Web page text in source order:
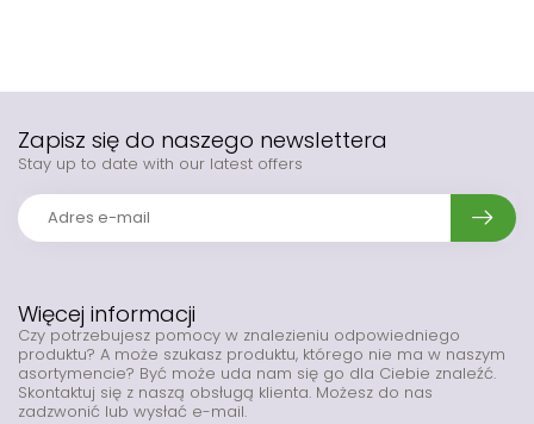
Więcej informacji
Czy potrzebujesz pomocy w znalezieniu odpowiedniego
produktu? A może szukasz produktu, którego nie ma w naszym
asortymencie? Być może uda nam się go dla Ciebie znaleźć.
Skontaktuj się z naszą obsługą klienta. Możesz do nas
zadzwonić lub wysłać e-mail.
Zapisz się do naszego newslettera
Stay up to date with our latest offers